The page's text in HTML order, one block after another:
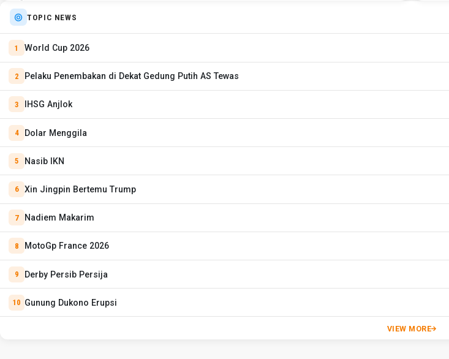
TOPIC NEWS
World Cup 2026
Pelaku Penembakan di Dekat Gedung Putih AS Tewas
IHSG Anjlok
Dolar Menggila
Nasib IKN
Xin Jingpin Bertemu Trump
Nadiem Makarim
MotoGp France 2026
Derby Persib Persija
Gunung Dukono Erupsi
VIEW MORE